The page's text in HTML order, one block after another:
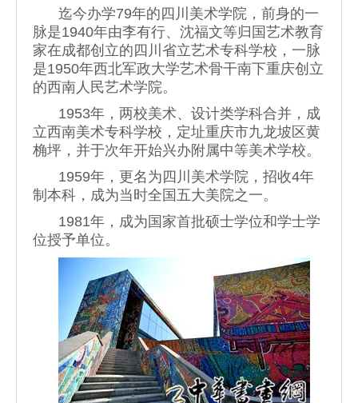
迄今办学79年的四川美术学院，前身的一
脉是1940年由李有行、沈福文等归国艺术教育
家在成都创立的四川省立艺术专科学校，一脉
是1950年西北军政大学艺术骨干南下重庆创立
的西南人民艺术学院。
1953年，两校美术、设计类学科合并，成
立西南美术专科学校，定址重庆市九龙坡区黄
桷坪，并于次年开始兴办附属中等美术学校。
1959年，更名为四川美术学院，招收4年
制本科，成为当时全国五大美院之一。
1981年，成为国家首批硕士学位和学士学
位授予单位。